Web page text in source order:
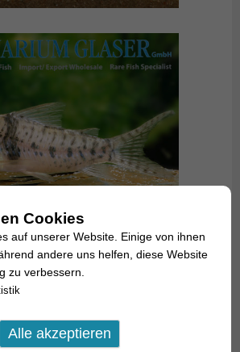
Cookies
auf unserer Website. Einige von ihnen
andere uns helfen, diese Website
zu verbessern.